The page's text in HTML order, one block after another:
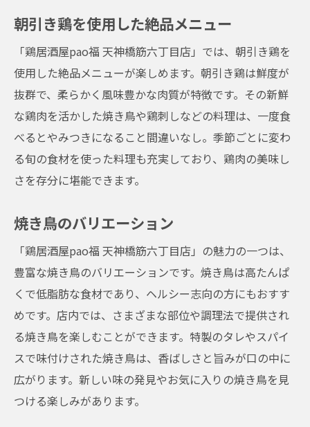
常連客の特典
朝引き鶏を使用した絶品メニュー
「鶏居酒屋pao福 天神橋筋六丁目店」では、朝引き鶏を
使用した絶品メニューが楽しめます。朝引き鶏は鮮度が
抜群で、柔らかく風味豊かな肉質が特徴です。その新鮮
な鶏肉を活かした焼き鳥や鶏刺しなどの料理は、一度食
べるとやみつきになること間違いなし。季節ごとに変わ
る旬の食材を使った料理も充実しており、鶏肉の美味し
さを存分に堪能できます。
焼き鳥のバリエーション
「鶏居酒屋pao福 天神橋筋六丁目店」の魅力の一つは、
豊富な焼き鳥のバリエーションです。焼き鳥は高たんぱ
くで低脂肪な食材であり、ヘルシー志向の方にもおすす
めです。店内では、さまざまな部位や調理法で提供され
る焼き鳥を楽しむことができます。特製のタレやスパイ
スで味付けされた焼き鳥は、香ばしさと旨みが口の中に
広がります。新しい味の発見やお気に入りの焼き鳥を見
つける楽しみがあります。